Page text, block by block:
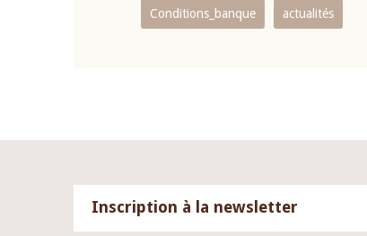
Conditions_banque actualités
Inscription à la newsletter